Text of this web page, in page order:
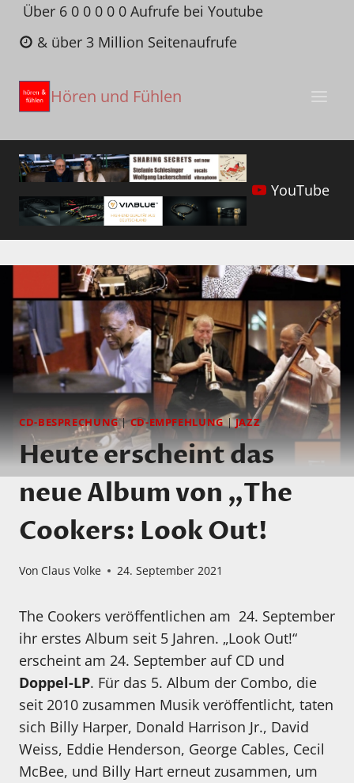
Zum
Inhalt
springen
Über 6 0 0 0 0 0 Aufrufe bei Youtube
& über 3 Million Seitenaufrufe
Hören und Fühlen
YouTube
CD-BESPRECHUNG|CD-EMPFEHLUNG|JAZZ
Heute erscheint das
neue Album von „The
Cookers: Look Out!
Von Claus Volke 24. September 2021
The Cookers veröffentlichen am 24. September
ihr erstes Album seit 5 Jahren. „Look Out!“
erscheint am 24. September auf CD und
Doppel-LP. Für das 5. Album der Combo, die
seit 2010 zusammen Musik veröffentlicht, taten
sich Billy Harper, Donald Harrison Jr., David
Weiss, Eddie Henderson, George Cables, Cecil
McBee, und Billy Hart erneut zusammen, um